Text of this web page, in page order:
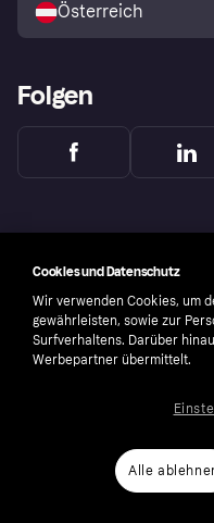
Österreich
Folgen
number: 556737-0431
Cookies und Datenschutz
Wir verwenden Cookies, um
gewährleisten, sowie zur
Surfverhaltens. Darüber
Werbepartner übermittelt.
Alle